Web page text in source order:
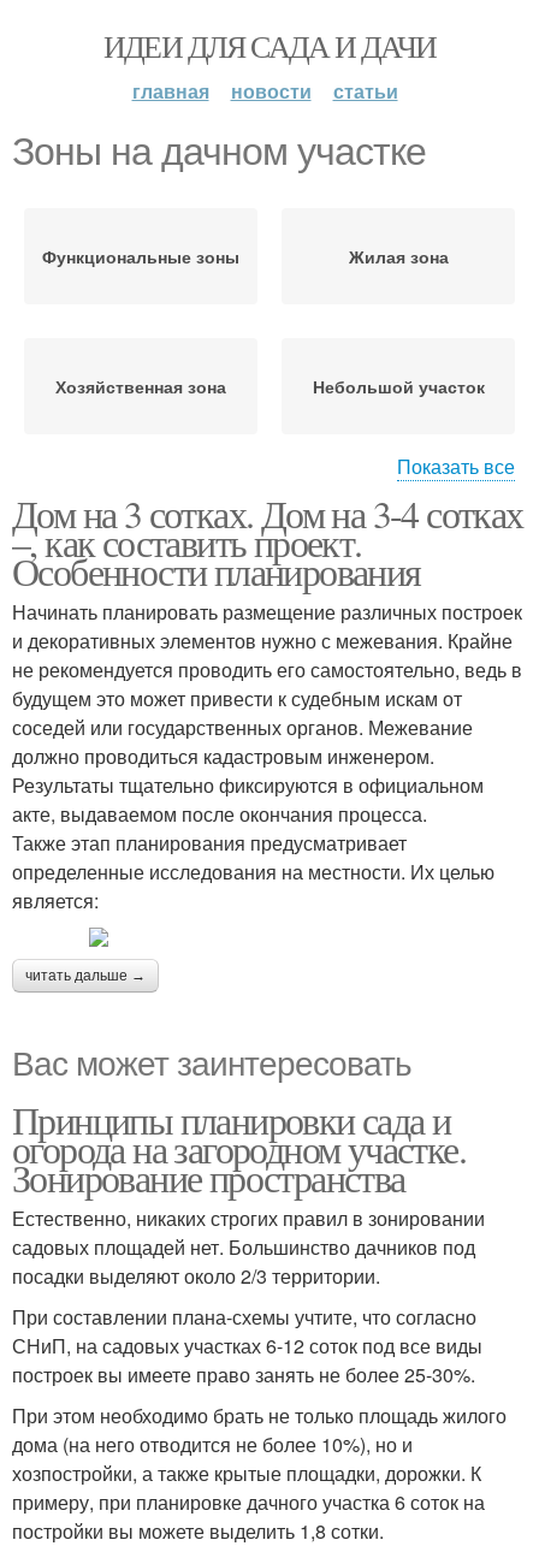
ИДЕИ ДЛЯ САДА И ДАЧИ
главная новости статьи
Зоны на дачном участке
Функциональные зоны Жилая зона
Хозяйственная зона Небольшой участок
Дачный домик
Показать все
Дом на 3 сотках. Дом на 3-4 сотках
–, как составить проект.
Особенности планирования
Начинать планировать размещение различных построек
и декоративных элементов нужно с межевания. Крайне
не рекомендуется проводить его самостоятельно, ведь в
будущем это может привести к судебным искам от
соседей или государственных органов. Межевание
должно проводиться кадастровым инженером.
Результаты тщательно фиксируются в официальном
акте, выдаваемом после окончания процесса.
Также этап планирования предусматривает
определенные исследования на местности. Их целью
является:
читать дальше →
Вас может заинтересовать
Принципы планировки сада и
огорода на загородном участке.
Зонирование пространства
Естественно, никаких строгих правил в зонировании
садовых площадей нет. Большинство дачников под
посадки выделяют около 2/3 территории.
При составлении плана-схемы учтите, что согласно
СНиП, на садовых участках 6-12 соток под все виды
построек вы имеете право занять не более 25-30%.
При этом необходимо брать не только площадь жилого
дома (на него отводится не более 10%), но и
хозпостройки, а также крытые площадки, дорожки. К
примеру, при планировке дачного участка 6 соток на
постройки вы можете выделить 1,8 сотки.